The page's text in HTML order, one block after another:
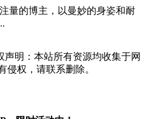
量的博主，以曼妙的身姿和耐
声明：本站所有资源均收集于网
侵权，请联系删除。